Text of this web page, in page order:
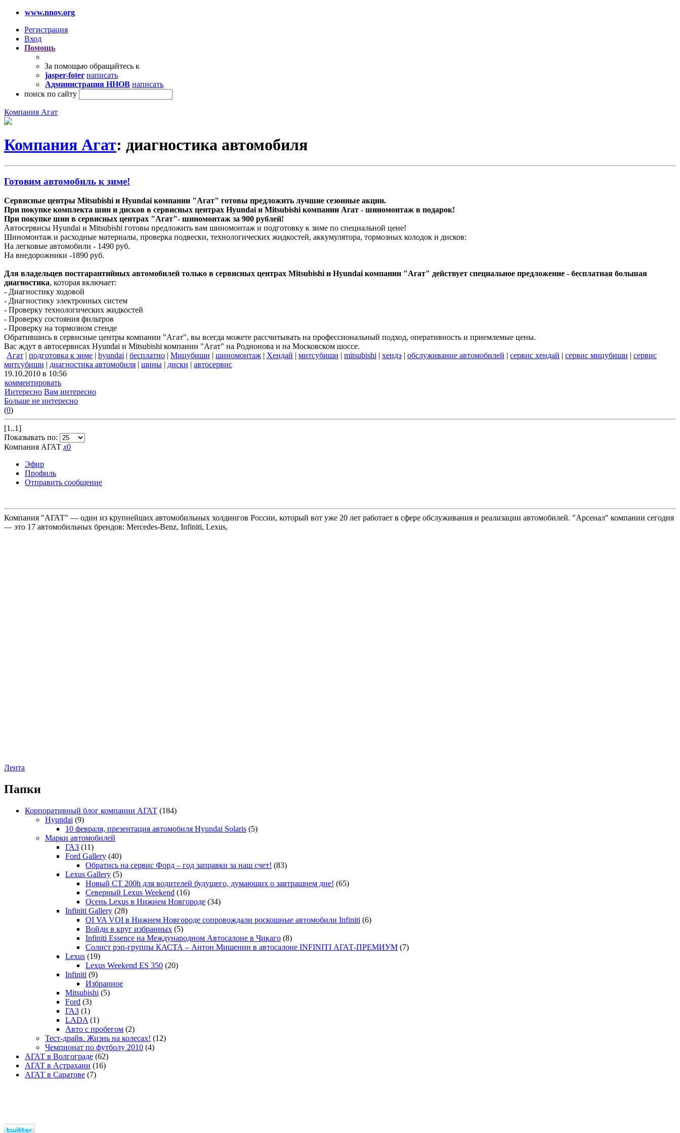
www.nnov.org
Регистрация
Вход
Помощь
За помощью обращайтесь к
jasper-foter написать
Администрация ННОВ написать
поиск по сайту
Компания Агат
Компания Агат: диагностика автомобиля
Готовим автомобиль к зиме!
Сервисные центры Mitsubishi и Hyundai компании "Агат" готовы предложить лучшие сезонные акции.
При покупке комплекта шин и дисков в сервисных центрах Hyundai и Mitsubishi компании Агат - шиномонтаж в подарок!
При покупке шин в сервисных центрах "Агат"- шиномонтаж за 900 рублей!
Автосервисы Hyundai и Mitsubishi готовы предложить вам шиномонтаж и подготовку к зиме по специальной цене!
Шиномонтаж и расходные материалы, проверка подвески, технологических жидкостей, аккумулятора, тормозных колодок и дисков:
На легковые автомобили - 1490 руб.
На внедорожники -1890 руб.
Для владельцев постгарантийных автомобилей только в сервисных центрах Mitsubishi и Hyundai компании "Агат" действует специальное предложение - бесплатная большая
диагностика, которая включает:
- Диагностику ходовой
- Диагностику электронных систем
- Проверку технологических жидкостей
- Проверку состояния фильтров
- Проверку на тормозном стенде
Обратившись в сервисные центры компании "Агат", вы всегда можете рассчитывать на профессиональный подход, оперативность и приемлемые цены.
Вас ждут в автосервисах Hyundai и Mitsubishi компании "Агат" на Родионова и на Московском шоссе.
Агат | подготовка к зиме | hyundai | бесплатно | Мицубиши | шиномонтаж | Хендай | митсубиши | mitsubishi | хендэ | обслуживание автомобилей | сервис хендай | сервис мицубиши | сервис
митсубиши | диагностика автомобиля | шины | диски | автосервис
19.10.2010 в 10:56
комментировать
Интересно Вам интересно
Больше не интересно
(0)
[1..1]
Показывать по:
Компания АГАТ x0
Эфир
Профиль
Отправить сообщение
Компания "АГАТ" — один из крупнейших автомобильных холдингов России, который вот уже 20 лет работает в сфере обслуживания и реализации автомобилей. "Арсенал" компании сегодня
— это 17 автомобильных брендов: Mercedes-Benz, Infiniti, Lexus,
Лента
Папки
Корпоративный блог компании АГАТ (184)
Hyundai (9)
10 февраля, презентация автомобиля Hyundai Solaris (5)
Марки автомобилей
ГАЗ (11)
Ford Gallery (40)
Обратись на сервис Форд – год заправки за наш счет! (83)
Lexus Gallery (5)
Новый CT 200h для водителей будущего, думающих о завтрашнем дне! (65)
Северный Lexus Weekend (16)
Осень Lexus в Нижнем Новгороде (34)
Infiniti Gallery (28)
OI VA VOI в Нижнем Новгороде сопровождали роскошные автомобили Infiniti (6)
Войди в круг избранных (5)
Infiniti Essence на Международном Автосалоне в Чикаго (8)
Солист рэп-группы КАСТА – Антон Мишенин в автосалоне INFINITI АГАТ-ПРЕМИУМ (7)
Lexus (19)
Lexus Weekend ES 350 (20)
Infiniti (9)
Избранное
Mitsubishi (5)
Ford (3)
ГАЗ (1)
LADA (1)
Авто с пробегом (2)
Тест-драйв. Жизнь на колесах! (12)
Чемпионат по футболу 2010 (4)
АГАТ в Волгограде (62)
АГАТ в Астрахани (16)
АГАТ в Саратове (7)